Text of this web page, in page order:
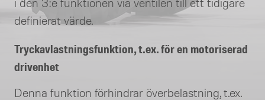
i den 3:e funktionen via ventilen till ett tidigare
definierat värde.
Tryckavlastningsfunktion, t.ex. för en motoriserad
drivenhet
Denna funktion förhindrar överbelastning, t.ex.